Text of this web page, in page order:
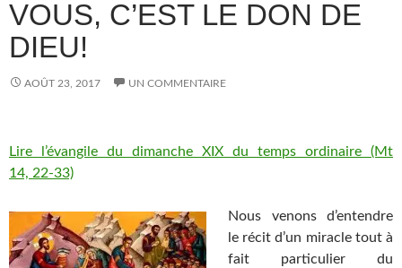
VOUS, C’EST LE DON DE
DIEU!
AOÛT 23, 2017 UN COMMENTAIRE
Lire l’évangile du dimanche XIX du temps ordinaire (Mt
14, 22-33)
Nous venons d’entendre
le récit d’un miracle tout à
fait particulier du